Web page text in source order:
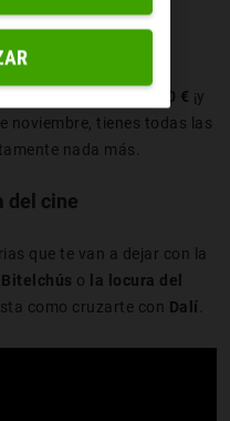
en la web, rellenar
tu entrada por 3,50 € ¡y
noviembre, tienes todas las
nada más.
del cine
que te van a dejar con la
o
la locura del
como cruzarte con Dalí